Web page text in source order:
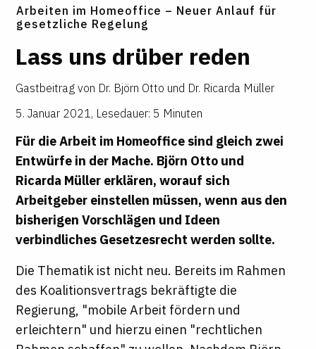
Arbeiten im Homeoffice – Neuer Anlauf für
gesetzliche Regelung
Lass uns drüber reden
Gastbeitrag von Dr. Björn Otto und Dr. Ricarda Müller
5. Januar 2021, Lesedauer: 5 Minuten
Für die Arbeit im Homeoffice sind gleich zwei
Entwürfe in der Mache. Björn Otto und
Ricarda Müller erklären, worauf sich
Arbeitgeber einstellen müssen, wenn aus den
bisherigen Vorschlägen und Ideen
verbindliches Gesetzesrecht werden sollte.
Die Thematik ist nicht neu. Bereits im Rahmen
des Koalitionsvertrags bekräftigte die
Regierung, "mobile Arbeit fördern und
erleichtern" und hierzu einen "rechtlichen